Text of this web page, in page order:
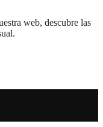
web, descubre las